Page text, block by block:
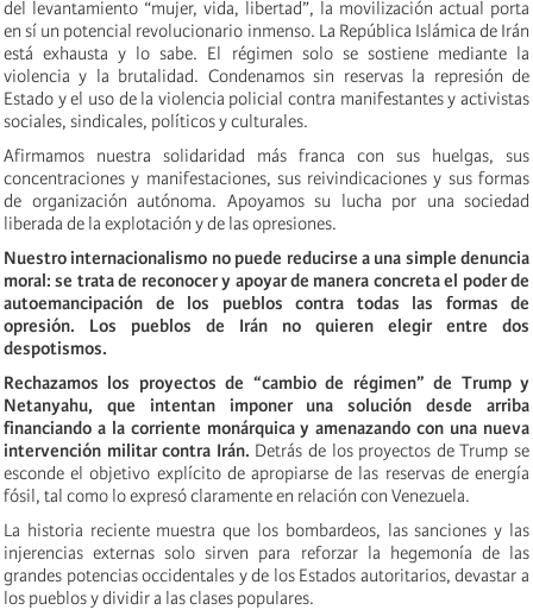
del levantamiento “mujer, vida, libertad”, la movilización actual porta
en sí un potencial revolucionario inmenso. La República Islámica de Irán
está exhausta y lo sabe. El régimen solo se sostiene mediante la
violencia y la brutalidad. Condenamos sin reservas la represión de
Estado y el uso de la violencia policial contra manifestantes y activistas
sociales, sindicales, políticos y culturales.
Afirmamos nuestra solidaridad más franca con sus huelgas, sus
concentraciones y manifestaciones, sus reivindicaciones y sus formas
de organización autónoma. Apoyamos su lucha por una sociedad
liberada de la explotación y de las opresiones.
Nuestro internacionalismo no puede reducirse a una simple denuncia
moral: se trata de reconocer y apoyar de manera concreta el poder de
autoemancipación de los pueblos contra todas las formas de
opresión. Los pueblos de Irán no quieren elegir entre dos
despotismos.
Rechazamos los proyectos de “cambio de régimen” de Trump y
Netanyahu, que intentan imponer una solución desde arriba
financiando a la corriente monárquica y amenazando con una nueva
intervención militar contra Irán. Detrás de los proyectos de Trump se
esconde el objetivo explícito de apropiarse de las reservas de energía
fósil, tal como lo expresó claramente en relación con Venezuela.
La historia reciente muestra que los bombardeos, las sanciones y las
injerencias externas solo sirven para reforzar la hegemonía de las
grandes potencias occidentales y de los Estados autoritarios, devastar a
los pueblos y dividir a las clases populares.